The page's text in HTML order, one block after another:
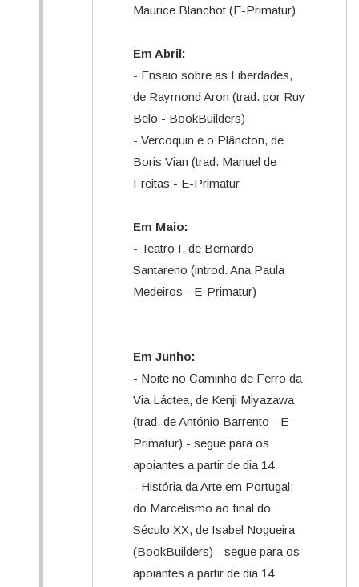
Maurice Blanchot (E-Primatur)
Em Abril:
- Ensaio sobre as Liberdades,
de Raymond Aron (trad. por Ruy
Belo - BookBuilders)
- Vercoquin e o Plâncton, de
Boris Vian (trad. Manuel de
Freitas - E-Primatur
Em Maio:
- Teatro I, de Bernardo
Santareno (introd. Ana Paula
Medeiros - E-Primatur)
Em Junho:
- Noite no Caminho de Ferro da
Via Láctea, de Kenji Miyazawa
(trad. de António Barrento - E-
Primatur) - segue para os
apoiantes a partir de dia 14
- História da Arte em Portugal:
do Marcelismo ao final do
Século XX, de Isabel Nogueira
(BookBuilders) - segue para os
apoiantes a partir de dia 14